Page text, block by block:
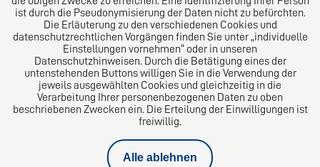
Impressum
Datenschutz
ist durch die Pseudonymisierung der Daten nicht zu befürchten.
Die Erläuterung zu den verschiedenen Cookies und
datenschutzrechtlichen Vorgängen finden Sie unter „individuelle
Einstellungen vornehmen“ oder in unseren
Datenschutzhinweisen. Durch die Betätigung eines der
untenstehenden Buttons willigen Sie in die Verwendung der
jeweils ausgewählten Cookies und gleichzeitig in die
Verarbeitung Ihrer personenbezogenen Daten zu oben
beschriebenen Zwecken ein. Die Erteilung der Einwilligungen ist
freiwillig.
Alle ablehnen